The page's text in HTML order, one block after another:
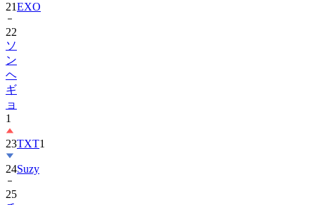
22
ソ
ン
ヘ
ギ
ョ
1
23
24Suzy
25
チ
ャ